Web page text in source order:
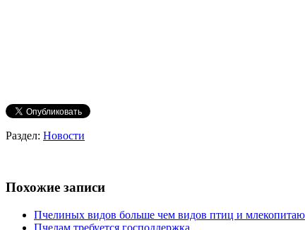
Раздел: Новости
Похожие записи
Пчелиных видов больше чем видов птиц и
Пчелам требуется господдержка